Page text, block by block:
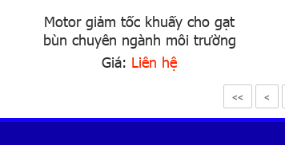
Motor giảm tốc khuấy cho gạt
bùn chuyên ngành môi trường
Giá: Liên hệ
<< <